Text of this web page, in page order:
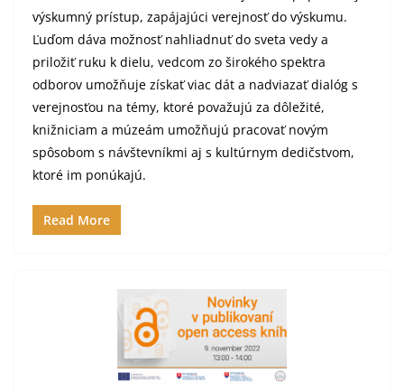
výskumný prístup, zapájajúci verejnosť do výskumu.
Ľuďom dáva možnosť nahliadnuť do sveta vedy a
priložiť ruku k dielu, vedcom zo širokého spektra
odborov umožňuje získať viac dát a nadviazať dialóg s
verejnosťou na témy, ktoré považujú za dôležité,
knižniciam a múzeám umožňujú pracovať novým
spôsobom s návštevníkmi aj s kultúrnym dedičstvom,
ktoré im ponúkajú.
Read More